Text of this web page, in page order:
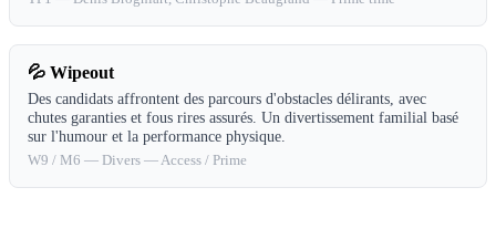
💦 Wipeout
Des candidats affrontent des parcours d'obstacles délirants, avec
chutes garanties et fous rires assurés. Un divertissement familial basé
sur l'humour et la performance physique.
W9 / M6 — Divers —Access / Prime